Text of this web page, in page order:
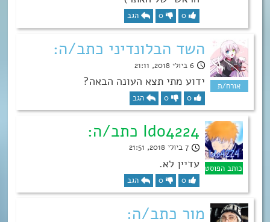
0
0 הגב
השד הבלונדיני כתב/ה:
6 ביולי 2018, 21:11
ידוע מתי תצא העונה הבאה?
0
0 הגב
Ido4224 כתב/ה:
7 ביולי 2018, 21:51
עדיין לא.
0
0 הגב
מור כתב/ה: